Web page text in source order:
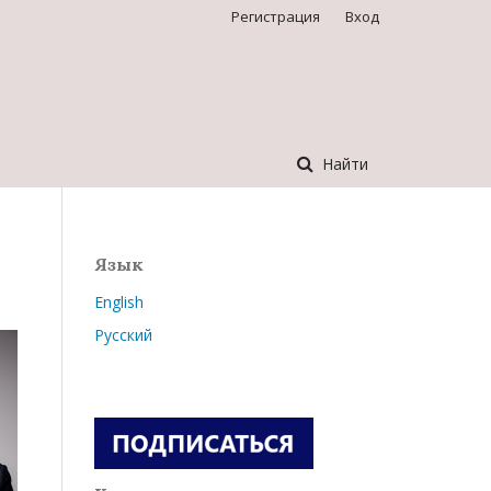
Найти
Регистрация Вход
Язык
English
Русский